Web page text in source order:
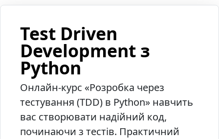
Test Driven
Development з
Python
Онлайн-курс «Розробка через
тестування (TDD) в Python» навчить
вас створювати надійний код,
починаючи з тестів. Практичний